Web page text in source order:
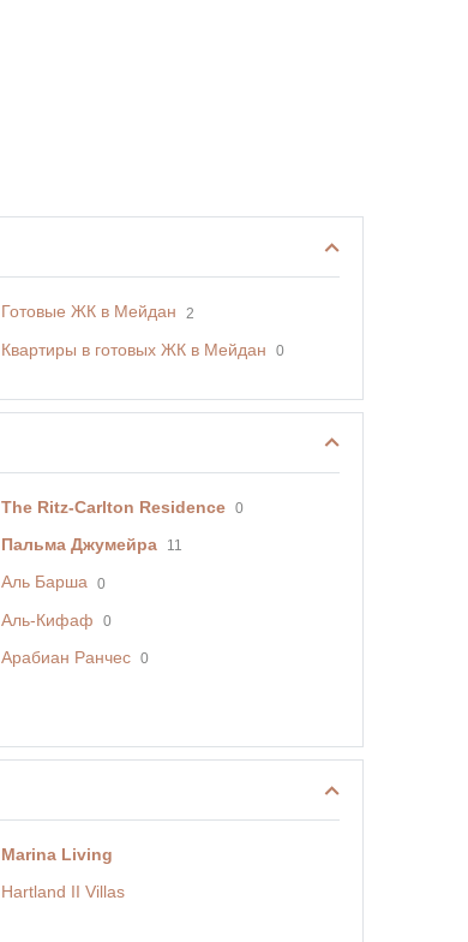
Готовые ЖК в Мейдан 2
Квартиры в готовых ЖК в Мейдан 0
The Ritz-Carlton Residence 0
Пальма Джумейра 11
Аль Барша 0
Аль-Кифаф 0
Арабиан Ранчес 0
Marina Living
Hartland II Villas